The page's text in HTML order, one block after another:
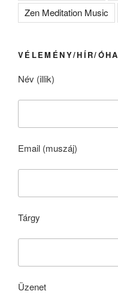
Zen Meditation Music
VÉLEMÉNY/HÍR/
Név (illik)
Email (muszáj)
Tárgy
Üzenet